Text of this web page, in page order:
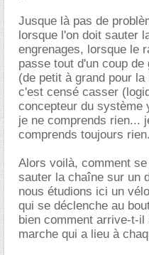
Jusque là pas de
lorsque l'on doit sauter
engrenages, lorsque le
passe tout d'un coup
(de petit à grand pour
c'est censé casser
concepteur du système
je ne comprends rien...
comprends toujours rien.
Alors voilà, comment
sauter la chaîne sur un
nous étudions ici un
qui se déclenche au
bien comment arrive-t-
marche qui a lieu à